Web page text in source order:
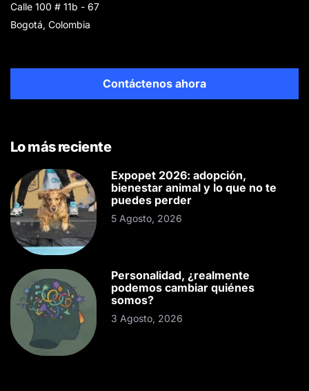
Calle 100 # 11b - 67
Bogotá, Colombia
Contáctenos ahora
Lo más reciente
Expopet 2026: adopción,
bienestar animal y lo que no te
puedes perder
5 Agosto, 2026
Personalidad, ¿realmente
podemos cambiar quiénes
somos?
3 Agosto, 2026